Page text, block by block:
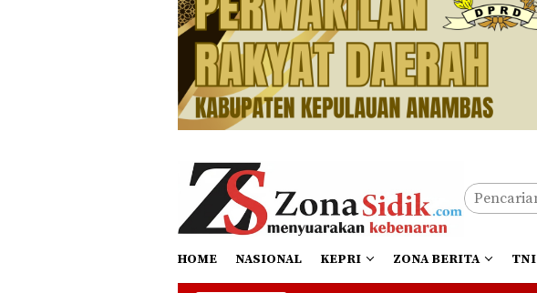
HOME NASIONAL KEPRI ZONA BERITA TNI